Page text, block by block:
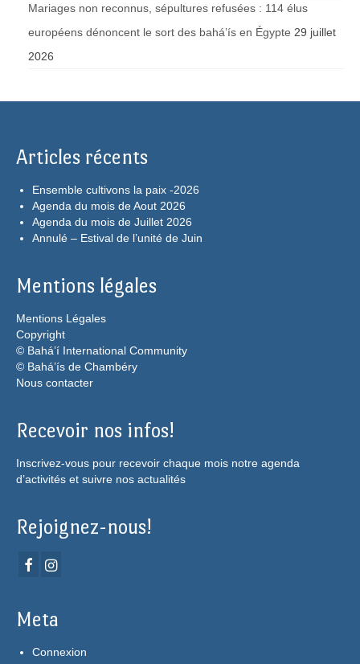
Mariages non reconnus, sépultures refusées : 114 élus
européens dénoncent le sort des bahá’ís en Égypte 29 juillet
2026
Articles récents
Ensemble cultivons la paix -2026
Agenda du mois de Aout 2026
Agenda du mois de Juillet 2026
Annulé – Estival de l’unité de Juin
Mentions légales
Mentions Légales
Copyright
© Bahá’í International Community
© Bahá’ís de Chambéry
Nous contacter
Recevoir nos infos!
Inscrivez-vous pour recevoir chaque mois notre agenda
d’activités et suivre nos actualités
Rejoignez-nous!
Meta
Connexion